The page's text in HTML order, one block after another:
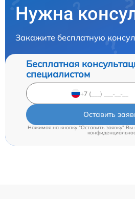
Нужна
Закажите бесплатную
Бесплатная
специалистом
Оставить
Нажимая на кнопку "Оставить заявку" Вы